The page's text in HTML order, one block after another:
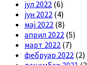
јул 2022 (6)
јун 2022 (4)
мај 2022 (8)
април 2022 (5)
март 2022 (7)
фебруар 2022 (2)